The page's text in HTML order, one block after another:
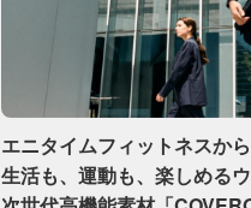
エニタイムフィットネスから
生活も、運動も、楽しめる